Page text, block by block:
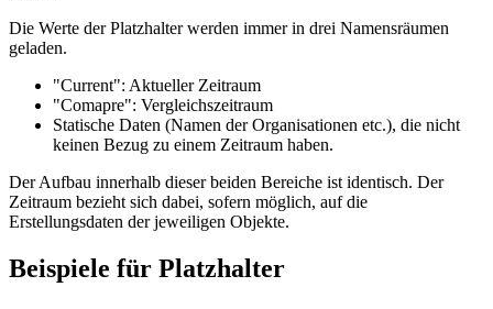
Die Werte der Platzhalter werden immer in drei Namensräumen
geladen.
"Current": Aktueller Zeitraum
"Comapre": Vergleichszeitraum
Statische Daten (Namen der Organisationen etc.), die nicht
keinen Bezug zu einem Zeitraum haben.
Der Aufbau innerhalb dieser beiden Bereiche ist identisch. Der
Zeitraum bezieht sich dabei, sofern möglich, auf die
Erstellungsdaten der jeweiligen Objekte.
Beispiele für Platzhalter